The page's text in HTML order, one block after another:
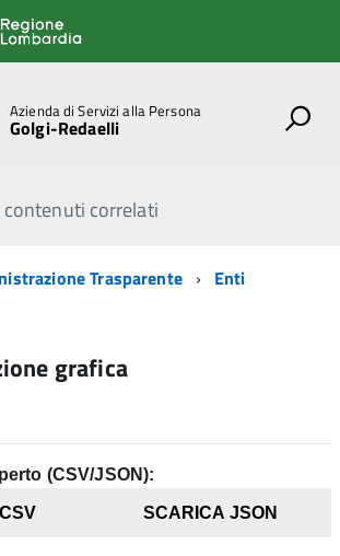
Azienda di Servizi alla Persona
Golgi-Redaelli
contenuti correlati
Trasparente
Enti
grafica
(CSV/JSON):
SCARICA JSON